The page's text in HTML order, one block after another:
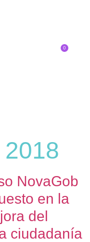
0
NovaGob
en la
del
ciudadanía